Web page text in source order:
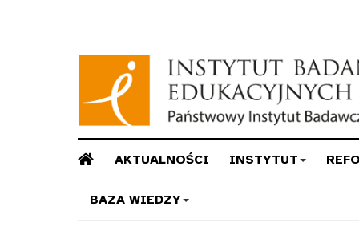
AKTUALNOŚCI INSTYTUT
BAZA WIEDZY